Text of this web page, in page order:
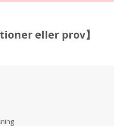
eller prov】